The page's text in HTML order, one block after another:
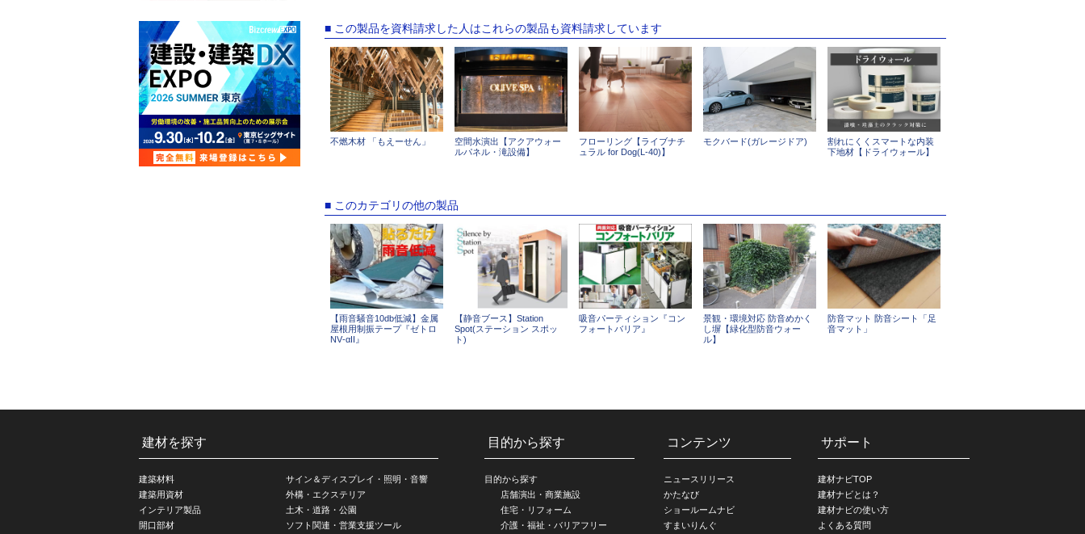
■ この製品を資料請求した人はこれらの製品も資料請求しています
不燃木材 「もえーせん」
空間水演出【アクアウォー
ルパネル・滝設備】
フローリング【ライブナチ
ュラル for Dog(L-40)】
モクバード(ガレージドア)
割れにくくスマートな内装
下地材【ドライウォール】
■ このカテゴリの他の製品
【雨音騒音10db低減】金属
屋根用制振テープ『ゼトロ
NV‐αII』
【静音ブース】Station
Spot(ステーション スポッ
ト)
吸音パーティション『コン
フォートバリア』
景観・環境対応 防音めかく
し塀【緑化型防音ウォー
ル】
防音マット 防音シート「足
音マット」
建材を探す
建築材料
建築用資材
インテリア製品
開口部材
サイン＆ディスプレイ・照明・音響
外構・エクステリア
土木・道路・公園
ソフト関連・営業支援ツール
目的から探す
目的から探す
店舗演出・商業施設
住宅・リフォーム
介護・福祉・バリアフリー
コンテンツ
ニュースリリース
かたなび
ショールームナビ
すまいりんぐ
サポート
建材ナビTOP
建材ナビとは？
建材ナビの使い方
よくある質問